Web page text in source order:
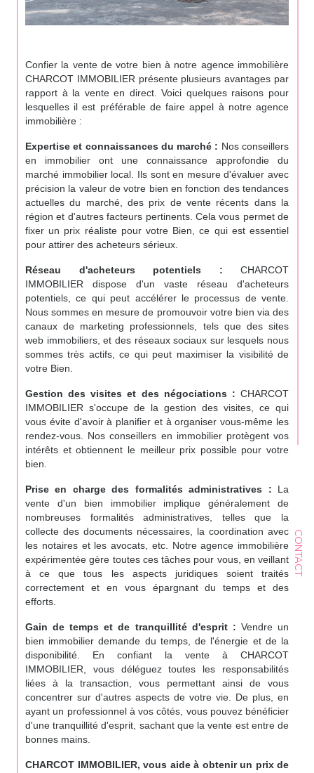
CONTACT
Confier la vente de votre bien à notre agence immobilière
CHARCOT IMMOBILIER présente plusieurs avantages par
rapport à la vente en direct. Voici quelques raisons pour
lesquelles il est préférable de faire appel à notre agence
immobilière :
Expertise et connaissances du marché : Nos conseillers
en immobilier ont une connaissance approfondie du
marché immobilier local. Ils sont en mesure d'évaluer avec
précision la valeur de votre bien en fonction des tendances
actuelles du marché, des prix de vente récents dans la
région et d'autres facteurs pertinents. Cela vous permet de
fixer un prix réaliste pour votre Bien, ce qui est essentiel
pour attirer des acheteurs sérieux.
Réseau d'acheteurs potentiels : CHARCOT
IMMOBILIER dispose d'un vaste réseau d'acheteurs
potentiels, ce qui peut accélérer le processus de vente.
Nous sommes en mesure de promouvoir votre bien via des
canaux de marketing professionnels, tels que des sites
web immobiliers, et des réseaux sociaux sur lesquels nous
sommes très actifs, ce qui peut maximiser la visibilité de
votre Bien.
Gestion des visites et des négociations : CHARCOT
IMMOBILIER s'occupe de la gestion des visites, ce qui
vous évite d'avoir à planifier et à organiser vous-même les
rendez-vous. Nos conseillers en immobilier protègent vos
intérêts et obtiennent le meilleur prix possible pour votre
bien.
Prise en charge des formalités administratives : La
vente d'un bien immobilier implique généralement de
nombreuses formalités administratives, telles que la
collecte des documents nécessaires, la coordination avec
les notaires et les avocats, etc. Notre agence immobilière
expérimentée gère toutes ces tâches pour vous, en veillant
à ce que tous les aspects juridiques soient traités
correctement et en vous épargnant du temps et des
efforts.
Gain de temps et de tranquillité d'esprit : Vendre un
bien immobilier demande du temps, de l'énergie et de la
disponibilité. En confiant la vente à CHARCOT
IMMOBILIER, vous déléguez toutes les responsabilités
liées à la transaction, vous permettant ainsi de vous
concentrer sur d'autres aspects de votre vie. De plus, en
ayant un professionnel à vos côtés, vous pouvez bénéficier
d'une tranquillité d'esprit, sachant que la vente est entre de
bonnes mains.
CHARCOT IMMOBILIER, vous aide à obtenir un prix de